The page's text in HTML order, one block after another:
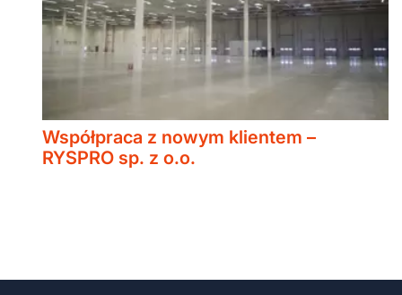
Współpraca z nowym klientem –
RYSPRO sp. z o.o.